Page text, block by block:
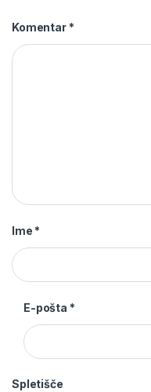
Komentar *
Ime *
E-pošta *
Spletišče